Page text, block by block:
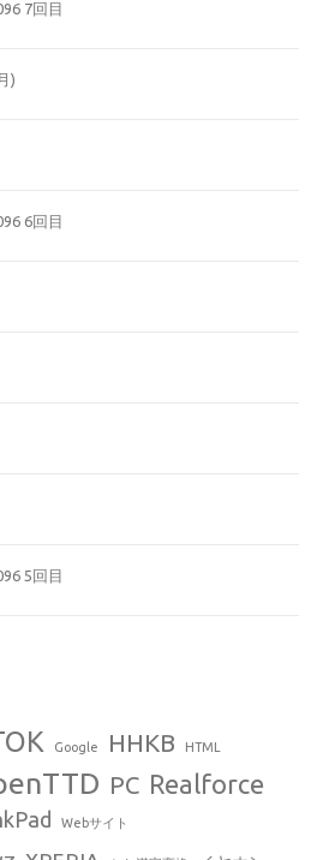
7回目
)
6回目
5回目
Google HHKB HTML
PC Realforce
Webサイト